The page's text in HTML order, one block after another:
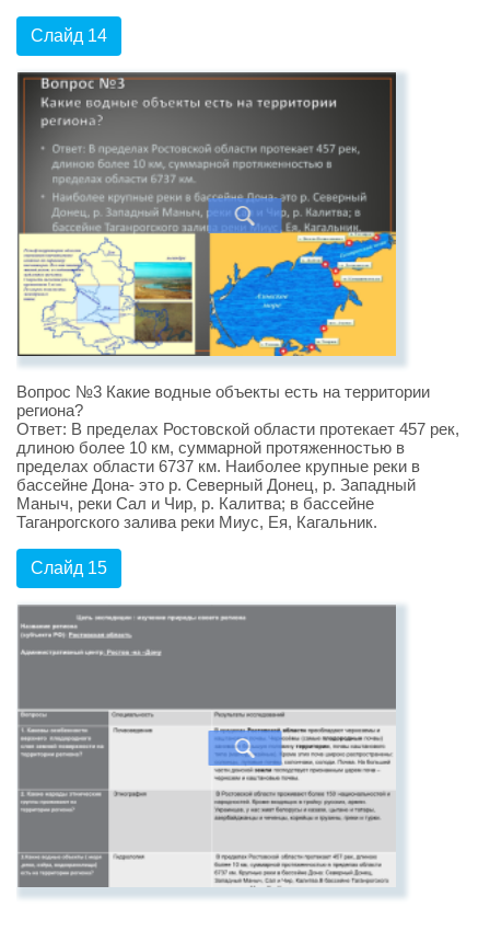
Слайд 14
Вопрос №3 Какие водные объекты есть на территории
региона?
Ответ: В пределах Ростовской области протекает 457 рек,
длиною более 10 км, суммарной протяженностью в
пределах области 6737 км. Наиболее крупные реки в
бассейне Дона- это р. Северный Донец, р. Западный
Маныч, реки Сал и Чир, р. Калитва; в бассейне
Таганрогского залива реки Миус, Ея, Кагальник.
Слайд 15